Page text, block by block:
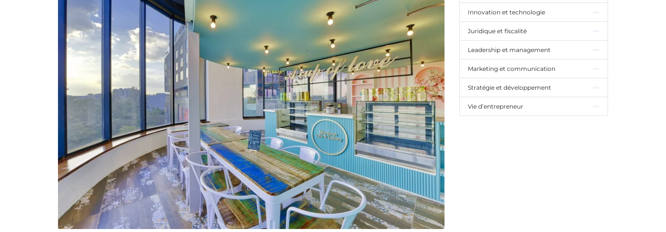
Innovation et technologie
Juridique et fiscalité
Leadership et management
Marketing et communication
Stratégie et développement
Vie d’entrepreneur